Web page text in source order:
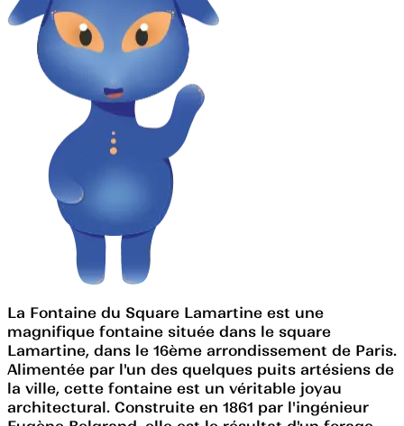
La Fontaine du Square Lamartine est une
magnifique fontaine située dans le square
Lamartine, dans le 16ème arrondissement de Paris.
Alimentée par l'un des quelques puits artésiens de
la ville, cette fontaine est un véritable joyau
architectural. Construite en 1861 par l'ingénieur